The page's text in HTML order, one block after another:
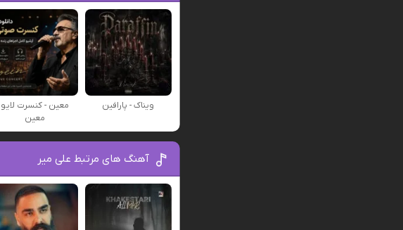
ویناک - پارافین
معین - کنسرت لایو
معین
آهنگ های مرتبط علی میر